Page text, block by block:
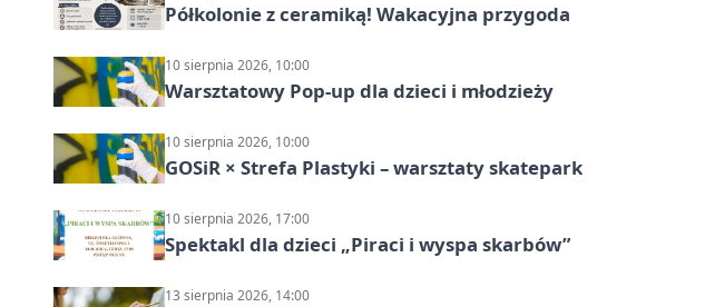
Półkolonie z ceramiką! Wakacyjna przygoda
10 sierpnia 2026, 10:00
Warsztatowy Pop-up dla dzieci i młodzieży
10 sierpnia 2026, 10:00
GOSiR × Strefa Plastyki – warsztaty skatepark
10 sierpnia 2026, 17:00
Spektakl dla dzieci „Piraci i wyspa skarbów”
13 sierpnia 2026, 14:00